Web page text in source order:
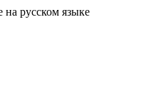
на русском языке